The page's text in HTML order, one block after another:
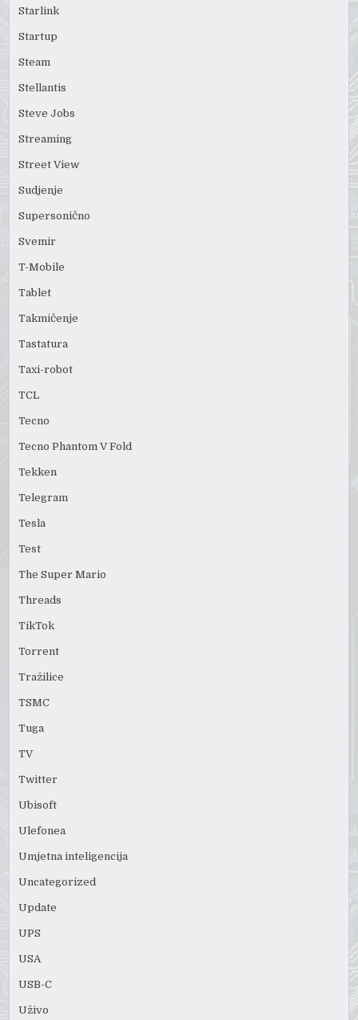
Starlink
Startup
Steam
Stellantis
Steve Jobs
Streaming
Street View
Sudjenje
Supersonično
Svemir
T-Mobile
Tablet
Takmičenje
Tastatura
Taxi-robot
TCL
Tecno
Tecno Phantom V Fold
Tekken
Telegram
Tesla
Test
The Super Mario
Threads
TikTok
Torrent
Tražilice
TSMC
Tuga
TV
Twitter
Ubisoft
Ulefonea
Umjetna inteligencija
Uncategorized
Update
UPS
USA
USB-C
Uživo